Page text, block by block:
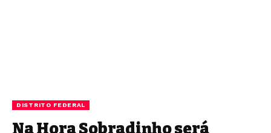
DISTRITO FEDERAL
Na Hora Sobradinho será